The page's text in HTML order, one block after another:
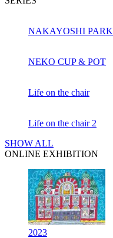
NAKAYOSHI PARK
NEKO CUP & POT
Life on the chair
Life on the chair 2
SHOW ALL
ONLINE EXHIBITION
2023